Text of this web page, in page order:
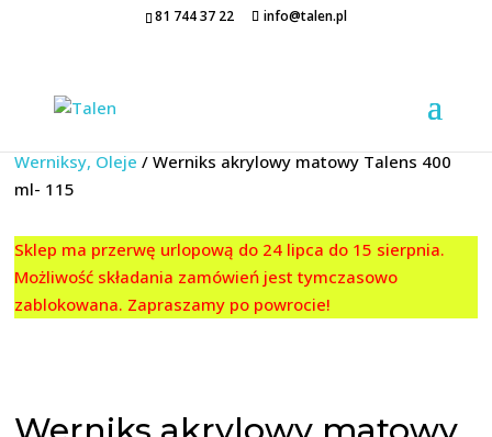
81 744 37 22 info@talen.pl
Werniksy, Oleje / Werniks akrylowy matowy Talens 400
ml- 115
Sklep ma przerwę urlopową do 24 lipca do 15 sierpnia.
Możliwość składania zamówień jest tymczasowo
zablokowana. Zapraszamy po powrocie!